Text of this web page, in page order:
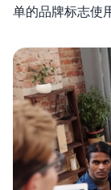
单的品牌标志使